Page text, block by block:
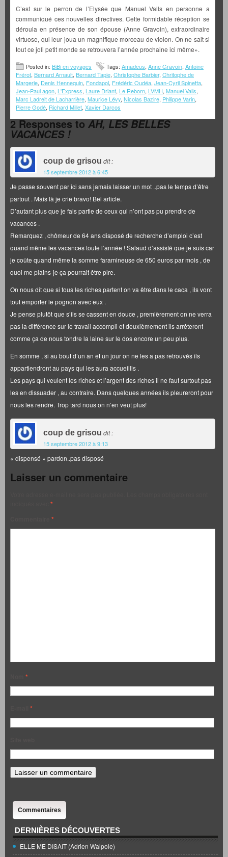
C’est sur le perron de l’Elysée que Manuel Valls en personne a
communiqué ces nouvelles directives. Cette formidable réception se
déroula en présence de son épouse (Anne Gravoin), extraordinaire
virtuose, qui leur joua un magnifique morceau de violon. On ne sait si
tout ce joli petit monde se retrouvera l’année prochaine ici même».
Posted in: BiBi en voyages Tags: Amadeus, Anne Gravoin, Antoine
Frérot, Bernard Arnault, Bernard Tapie, Christophe Barbier, Chritophe de
Margerie, Denis Hennequin, Fondapol, Frédéric Oudéa, Jean-Cyril Spinetta,
Jean-Paul agon, L'Express, Laure Driant, Le Reborn, LVMH, Manuel Valls,
Marc Ladreit de Lacharrière, Maurice Lévy, Nicolas Bazire, Philippe Varin,
Pierre Godé, Richard Millet, Xavier Darcos
2 Responses toAH, LES BELLES
VACANCES !
coup de grisou dit :
15 septembre 2012 à 6:45
Je passe souvent par ici sans jamais laisser un mot ..pas le temps d’être
partout . Mais là je crie bravo! Bel article.
D’autant plus que je fais partie de ceux qui n’ont pas pu prendre de
vacances .
Remarquez , chômeur de 64 ans disposé de recherche d’emploi c’est
quand même les vacances toute l’année ! Salaud d’assisté que je suis car
je coûte quand même la somme faramineuse de 650 euros par mois , de
quoi me plains-je ça pourrait être pire.
On nous dit que si tous les riches partent on va être dans le caca , ils vont
tout emporter le pognon avec eux .
Je pense plutôt que s’ils se cassent en douce , premièrement on ne verra
pas la différence sur le travail accompli et deuxièmement ils arrêteront
comme ça de nous tondre la laine sur le dos encore un peu plus.
En somme , si au bout d’un an et un jour on ne les a pas retrouvés ils
appartiendront au pays qui les aura accueillis .
Les pays qui veulent les riches et l’argent des riches il ne faut surtout pas
les en dissuader , au contraire. Dans quelques années ils pleureront pour
nous les rendre. Trop tard nous on n’en veut plus!
coup de grisou dit :
15 septembre 2012 à 9:13
« dispensé » pardon..pas disposé
Laisser un commentaire
*
*
*
*
Commentaires
DERNIÈRES DÉCOUVERTES
ELLE ME DISAIT (Adrien Walpole)